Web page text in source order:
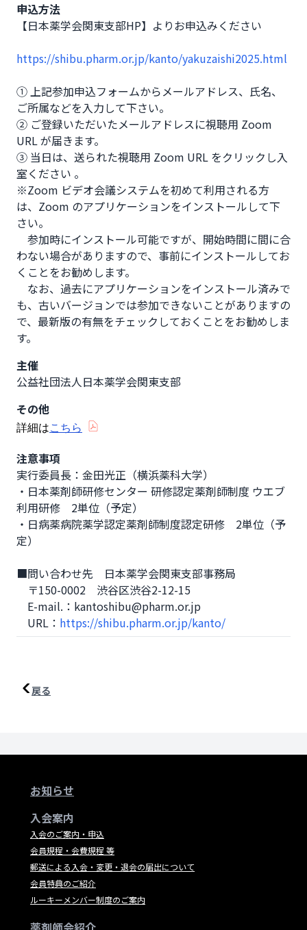
申込方法
【日本薬学会関東支部HP】よりお申込みください
https://shibu.pharm.or.jp/kanto/yakuzaishi2025.html
① 上記参加申込フォームからメールアドレス、氏名、
ご所属などを入力して下さい。
② ご登録いただいたメールアドレスに視聴用 Zoom
URL が届きます。
③ 当日は、送られた視聴用 Zoom URL をクリックし入
室ください 。
※Zoom ビデオ会議システムを初めて利用される方
は、Zoom のアプリケーションをインストールして下
さい。
参加時にインストール可能ですが、開始時間に間に合
わない場合がありますので、事前にインストールしてお
くことをお勧めします。
なお、過去にアプリケーションをインストール済みで
も、古いバージョンでは参加できないことがありますの
で、最新版の有無をチェックしておくことをお勧めしま
す。
主催
公益社団法人日本薬学会関東支部
その他
詳細はこちら
注意事項
実行委員長：金田光正（横浜薬科大学）
・日本薬剤師研修センター 研修認定薬剤師制度 ウエブ
利用研修　2単位（予定）
・日病薬病院薬学認定薬剤師制度認定研修　2単位（予
定）
■問い合わせ先　日本薬学会関東支部事務局
〒150-0002　渋谷区渋谷2-12-15
E-mail.：kantoshibu@pharm.or.jp
URL： https://shibu.pharm.or.jp/kanto/
戻る
お知らせ
入会案内
入会のご案内・申込
会員規程・会費規程 等
郵送による入会・変更・退会の届出について
会員特典のご紹介
ルーキーメンバー制度のご案内